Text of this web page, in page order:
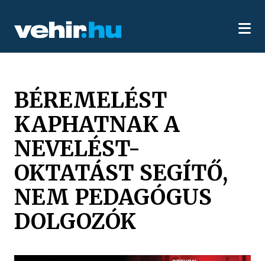
BÉREMELÉST
KAPHATNAK A
NEVELÉST-
OKTATÁST SEGÍTŐ,
NEM PEDAGÓGUS
DOLGOZÓK